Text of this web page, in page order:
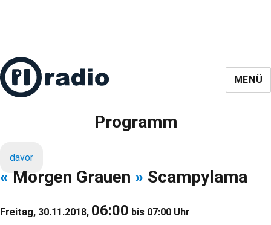
MENÜ
Programm
davor
« Morgen Grauen » Scampylama
Freitag, 30.11.2018, 06:00 bis 07:00 Uhr